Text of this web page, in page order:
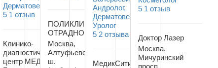
Дерматовенеролог
5 1 отзыв
Клинико-
диагностический
центр МЕДСИ на
ПОЛИКЛИНИКА
ОТРАДНОЕ
Москва,
Алтуфьевское
ш.
Андролог,
Дерматовенеролог,
Уролог
5 2 отзыва
МедикСити
5 1 отзыв
Доктор Лазер
Москва,
Мичуринский
просп.,